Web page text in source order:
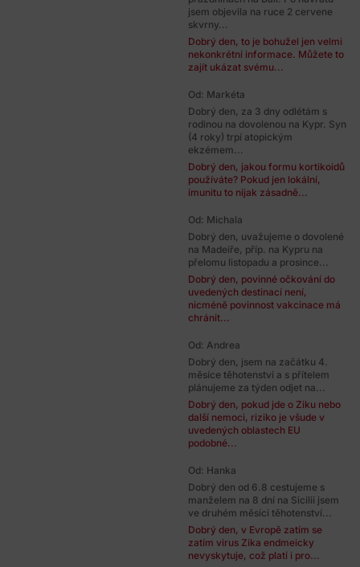
jsem objevila na ruce 2 cervene
skvrny...
Dobrý den, to je bohužel jen velmi
nekonkrétní informace. Můžete to
zajít ukázat svému...
Od: Markéta
Dobrý den, za 3 dny odlétám s
rodinou na dovolenou na Kypr. Syn
(4 roky) trpí atopickým
ekzémem...
Dobrý den, jakou formu kortikoidů
používáte? Pokud jen lokální,
imunitu to nijak zásadně...
Od: Michala
Dobrý den, uvažujeme o dovolené
na Madeiře, příp. na Kypru na
přelomu listopadu a prosince...
Dobrý den, povinné očkování do
uvedených destinací není,
nicméně povinnost vakcinace má
chránit...
Od: Andrea
Dobrý den, jsem na začátku 4.
měsíce těhotenství a s přítelem
plánujeme za týden odjet na...
Dobrý den, pokud jde o Ziku nebo
další nemoci, riziko je všude v
uvedených oblastech EU
podobné...
Od: Hanka
Dobrý den od 6.8 cestujeme s
manželem na 8 dní na Sicilii jsem
ve druhém měsíci těhotenství...
Dobrý den, v Evropě zatím se
zatím virus Zika endmeicky
nevyskytuje, což platí i pro...